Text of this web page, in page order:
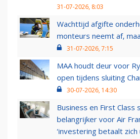
31-07-2026, 8:03
Wachttijd afgifte
monteurs neemt af,
31-07-2026, 7:15
MAA houdt deur voor
open tijdens sluiting
30-07-2026, 14:30
Business en First Class
belangrijker voor Air
‘investering betaalt zich